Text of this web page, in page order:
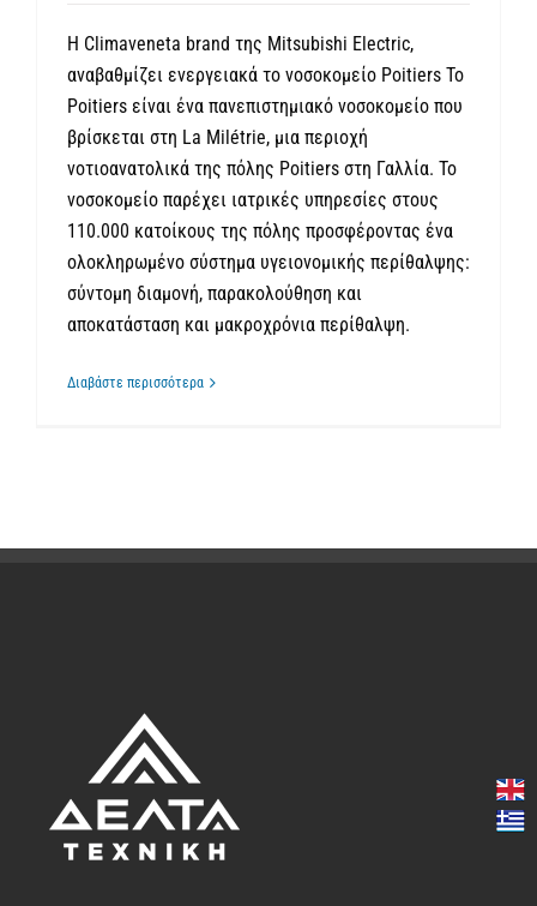
Η Climaveneta brand της Mitsubishi Electric,
αναβαθμίζει ενεργειακά το νοσοκομείο Poitiers Το
Poitiers είναι ένα πανεπιστημιακό νοσοκομείο που
βρίσκεται στη La Milétrie, μια περιοχή
νοτιοανατολικά της πόλης Poitiers στη Γαλλία. Το
νοσοκομείο παρέχει ιατρικές υπηρεσίες στους
110.000 κατοίκους της πόλης προσφέροντας ένα
ολοκληρωμένο σύστημα υγειονομικής περίθαλψης:
σύντομη διαμονή, παρακολούθηση και
αποκατάσταση και μακροχρόνια περίθαλψη.
Διαβάστε περισσότερα